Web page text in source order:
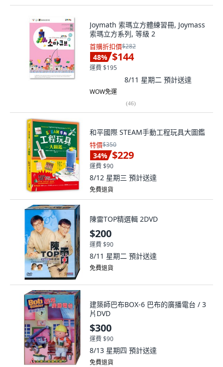
Joymath 索瑪立方體練習冊, Joymass
索瑪立方系列, 等級 2
首購折扣價$282
48% $144
運費 $195
8/11 星期二 預計送達
WOW免運
(46)
和平國際 STEAM手動工程玩具大圖鑑
特價$350
34% $229
運費 $90
8/12 星期三 預計送達
免費退貨
陳雷TOP精選輯 2DVD
$200
運費 $90
8/11 星期二 預計送達
免費退貨
建築師巴布BOX-6 巴布的廣播電台 / 3
片DVD
$300
運費 $90
8/13 星期四 預計送達
免費退貨